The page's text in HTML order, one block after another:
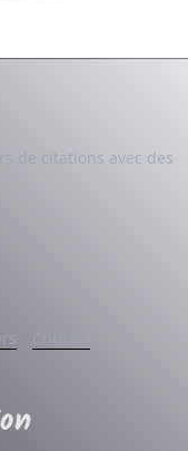
de citations avec des